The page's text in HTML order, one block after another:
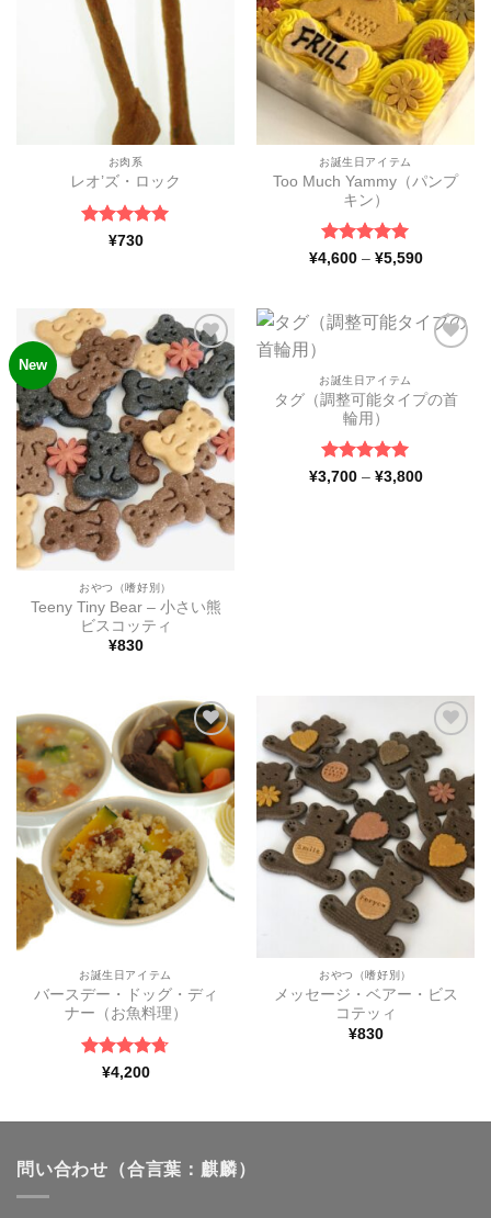
お肉系
レオ’ズ・ロック
5段階中5
¥730
お誕生日アイテム
Too Much Yammy（パンプ
キン）
5段階中5の
¥4,600 – ¥5,590価
–
¥5,590
New
ほし
い物
リス
トに
追加
おやつ（嗜好別）
Teeny Tiny Bear – 小さい熊
ビスコッティ
¥830
リス
トに
お誕生日アイテム
タグ（調整可能タイプの首
輪用）
5段階中5の
¥3,700 – ¥3,800価
ほし
い物
リス
トに
追加
お誕生日アイテム
バースデー・ドッグ・ディ
ナー（お魚料理）
5段階中
¥4,200
ほし
い物
リス
トに
追加
おやつ（嗜好別）
メッセージ・ベアー・ビス
コテッィ
¥830
問い合わせ（合言葉：麒麟）